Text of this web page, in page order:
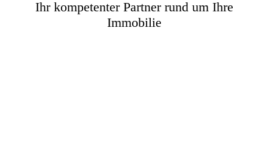
Ihr kompetenter Partner rund um Ihre
Immobilie